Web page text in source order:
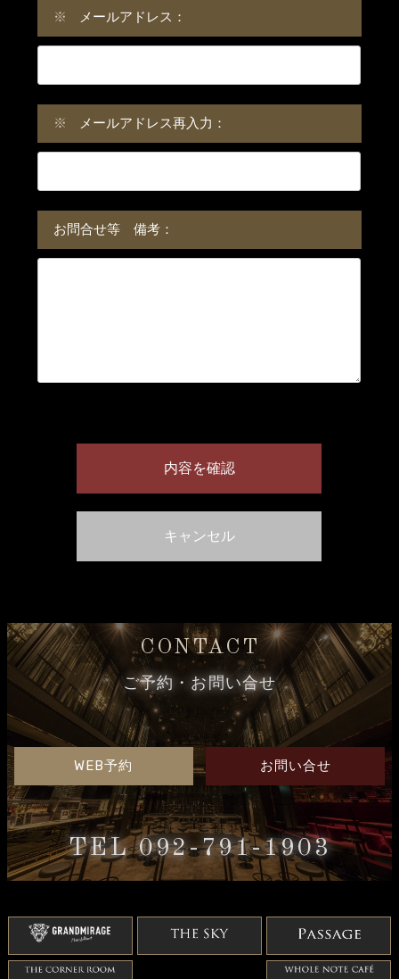
※ メールアドレス：
※ メールアドレス再入力：
お問合せ等 備考：
CONTACT
ご予約・お問い合せ
WEB予約 お問い合せ
TEL 092-791-1903